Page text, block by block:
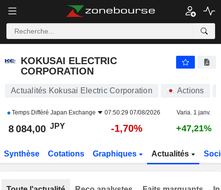
KOKUSAI ELECTRIC
CORPORATION
Actualités Kokusai Electric Corporation Actions
Temps Différé Japan Exchange 07:50:29 07/08/2026 Varia. 1 janv.
8 084,00 JPY -1,70% +47,21%
Synthèse Cotations Graphiques Actualités